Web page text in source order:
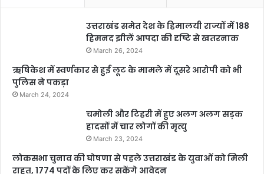
उत्तराखंड समेत देश के हिमालयी राज्यों में 188
हिमनद झीलें आपदा की दृष्टि से खतरनाक
March 26, 2024
ऋषिकेश में स्वर्णकार से हुई लूट के मामले में दूसरे आरोपी को भी
पुलिस ने पकड़ा
March 24, 2024
चमोली और टिहरी में हुए अलग अलग सड़क
हादसों में चार लोगों की मृत्यु
March 23, 2024
लोकसभा चुनाव की घोषणा से पहले उत्तराखंड के युवाओं को मिली
राहत, 1774 पदों के लिए कर सकेंगे आवेदन